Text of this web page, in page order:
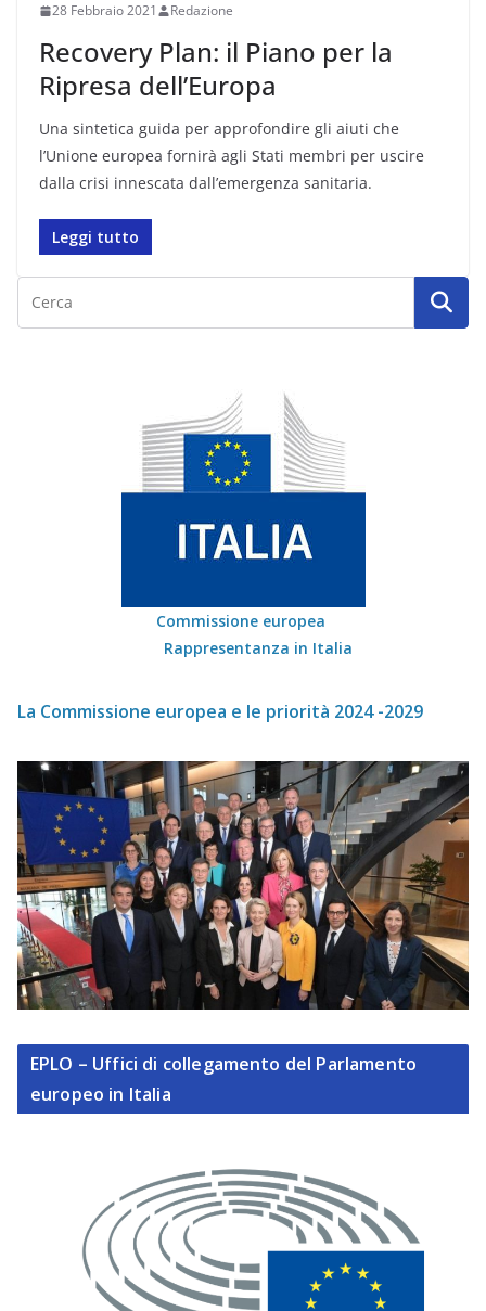
28 Febbraio 2021 Redazione
Recovery Plan: il Piano per la
Ripresa dell’Europa
Una sintetica guida per approfondire gli aiuti che
l’Unione europea fornirà agli Stati membri per uscire
dalla crisi innescata dall’emergenza sanitaria.
Leggi tutto
Commissione europea
Rappresentanza in Italia
La Commissione europea e le priorità 2024 -2029
EPLO – Uffici di collegamento del Parlamento
europeo in Italia